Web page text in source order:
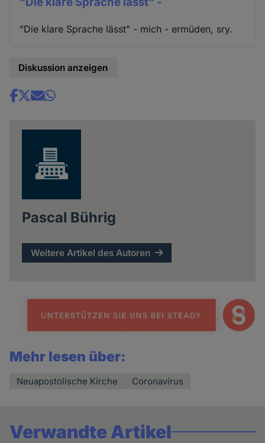
"Die klare Sprache lässt" - mich - ermüden, sry.
Diskussion anzeigen
Share
Pascal Bührig
Weitere Artikel des Autoren
Mehr lesen über:
Neuapostolische Kirche Coronavirus
Verwandte Artikel